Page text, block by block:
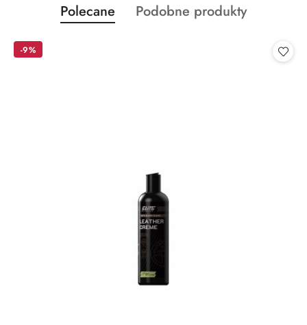
Pomiń karuzelę produktów
Produkty
o
Polecane
Produkty
Podobne produkty
-9%